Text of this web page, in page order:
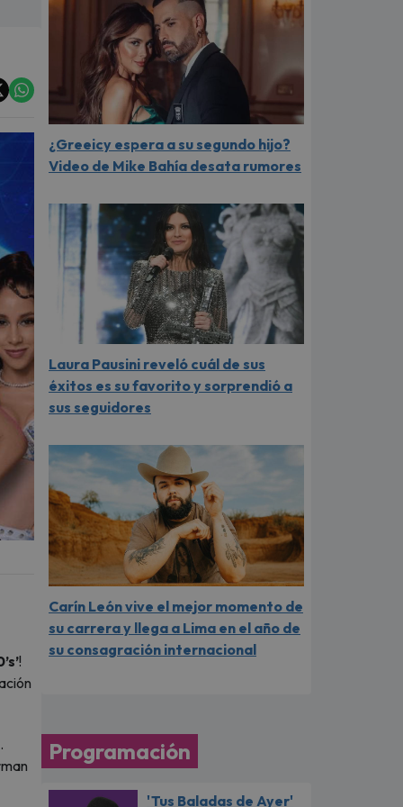
!
¿Greeicy espera a su segundo hijo?
Video de Mike Bahía desata rumores
Laura Pausini reveló cuál de sus
éxitos es su favorito y sorprendió a
sus seguidores
Carín León vive el mejor momento de
su carrera y llega a Lima en el año de
su consagración internacional
Programación
'Tus Baladas de Ayer'